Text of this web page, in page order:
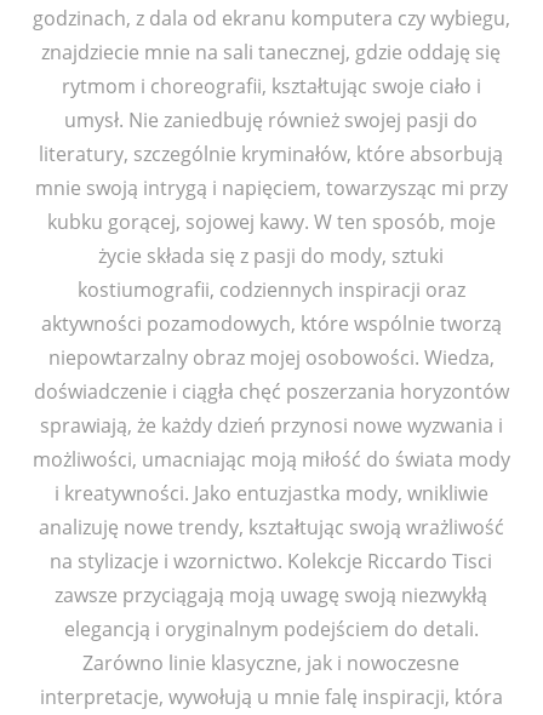
godzinach, z dala od ekranu komputera czy wybiegu,
znajdziecie mnie na sali tanecznej, gdzie oddaję się
rytmom i choreografii, kształtując swoje ciało i
umysł. Nie zaniedbuję również swojej pasji do
literatury, szczególnie kryminałów, które absorbują
mnie swoją intrygą i napięciem, towarzysząc mi przy
kubku gorącej, sojowej kawy. W ten sposób, moje
życie składa się z pasji do mody, sztuki
kostiumografii, codziennych inspiracji oraz
aktywności pozamodowych, które wspólnie tworzą
niepowtarzalny obraz mojej osobowości. Wiedza,
doświadczenie i ciągła chęć poszerzania horyzontów
sprawiają, że każdy dzień przynosi nowe wyzwania i
możliwości, umacniając moją miłość do świata mody
i kreatywności. Jako entuzjastka mody, wnikliwie
analizuję nowe trendy, kształtując swoją wrażliwość
na stylizacje i wzornictwo. Kolekcje Riccardo Tisci
zawsze przyciągają moją uwagę swoją niezwykłą
elegancją i oryginalnym podejściem do detali.
Zarówno linie klasyczne, jak i nowoczesne
interpretacje, wywołują u mnie falę inspiracji, która